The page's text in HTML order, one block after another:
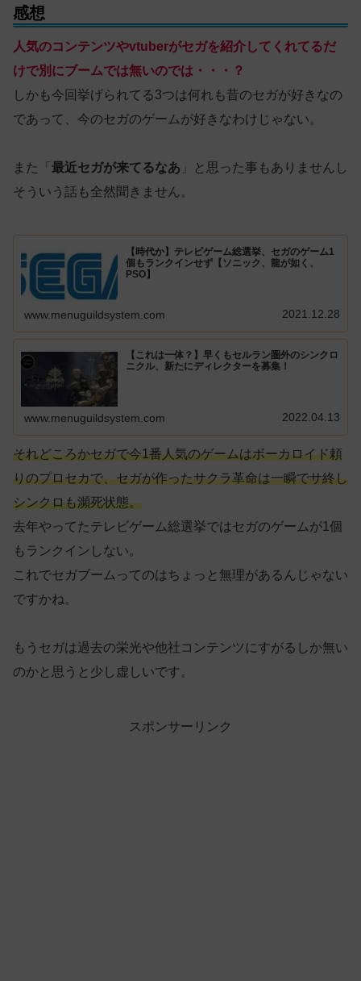
感想
人気のコンテンツやvtuberがセガを紹介してくれてるだ
けで別にブームでは無いのでは・・・？
しかも今回挙げられてる3つは何れも昔のセガが好きなの
であって、今のセガのゲームが好きなわけじゃない。
また「 最近セガが来てるなあ 」と思った事もありませんし
そういう話も全然聞きません。
【時代か】テレビゲーム総選挙、セガのゲーム1
個もランクインせず【ソニック、龍が如く、
PSO】
www.menuguildsystem.com 2021.12.28
【これは一体？】早くもセルラン圏外のシンクロ
ニクル、新たにディレクターを募集！
www.menuguildsystem.com 2022.04.13
それどころかセガで今1番人気のゲームはボーカロイド頼
りのプロセカで、セガが作ったサクラ革命は一瞬でサ終し
シンクロも瀕死状態。
去年やってたテレビゲーム総選挙ではセガのゲームが1個
もランクインしない。
これでセガブームってのはちょっと無理があるんじゃない
ですかね。
もうセガは過去の栄光や他社コンテンツにすがるしか無い
のかと思うと少し虚しいです。
スポンサーリンク